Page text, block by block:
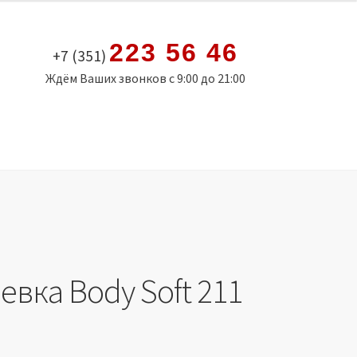
+7 (351) 223 56 46
Ждём Ваших звонков с 9:00 до 21:00
Body Soft 211